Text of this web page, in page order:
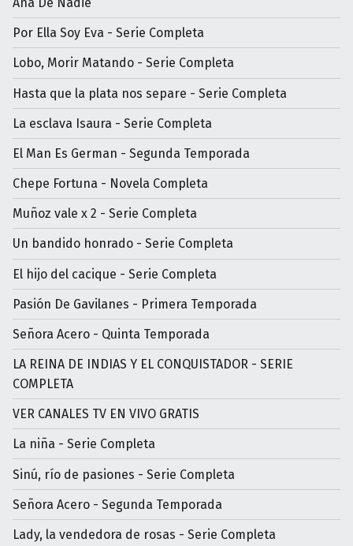
Por Ella Soy Eva - Serie Completa
Lobo, Morir Matando - Serie Completa
Hasta que la plata nos separe - Serie Completa
La esclava Isaura - Serie Completa
El Man Es German - Segunda Temporada
Chepe Fortuna - Novela Completa
Muñoz vale x 2 - Serie Completa
Un bandido honrado - Serie Completa
El hijo del cacique - Serie Completa
Pasión De Gavilanes - Primera Temporada
Señora Acero - Quinta Temporada
LA REINA DE INDIAS Y EL CONQUISTADOR - SERIE
COMPLETA
VER CANALES TV EN VIVO GRATIS
La niña - Serie Completa
Sinú, río de pasiones - Serie Completa
Señora Acero - Segunda Temporada
Lady, la vendedora de rosas - Serie Completa